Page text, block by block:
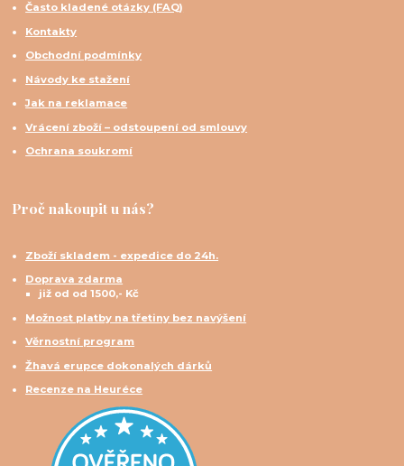
Často kladené otázky (FAQ)
Kontakty
Obchodní podmínky
Návody ke stažení
Jak na reklamace
Vrácení zboží – odstoupení od smlouvy
Ochrana soukromí
Proč nakoupit u nás?
Zboží skladem - expedice do 24h.
Doprava zdarma
již od od 1500,- Kč
Možnost platby na třetiny bez navýšení
Věrnostní program
Žhavá erupce dokonalých dárků
Recenze na Heuréce